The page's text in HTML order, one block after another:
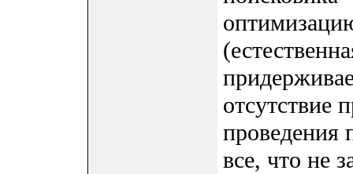
отсутствие
проведения
все, что не